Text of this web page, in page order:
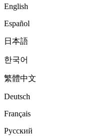
English
Español
日本語
한국어
繁體中文
Deutsch
Français
Русский